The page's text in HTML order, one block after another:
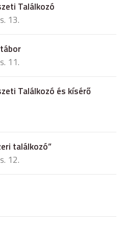
Találkozó
13.
11.
Találkozó és kísérő
találkozó”
12.